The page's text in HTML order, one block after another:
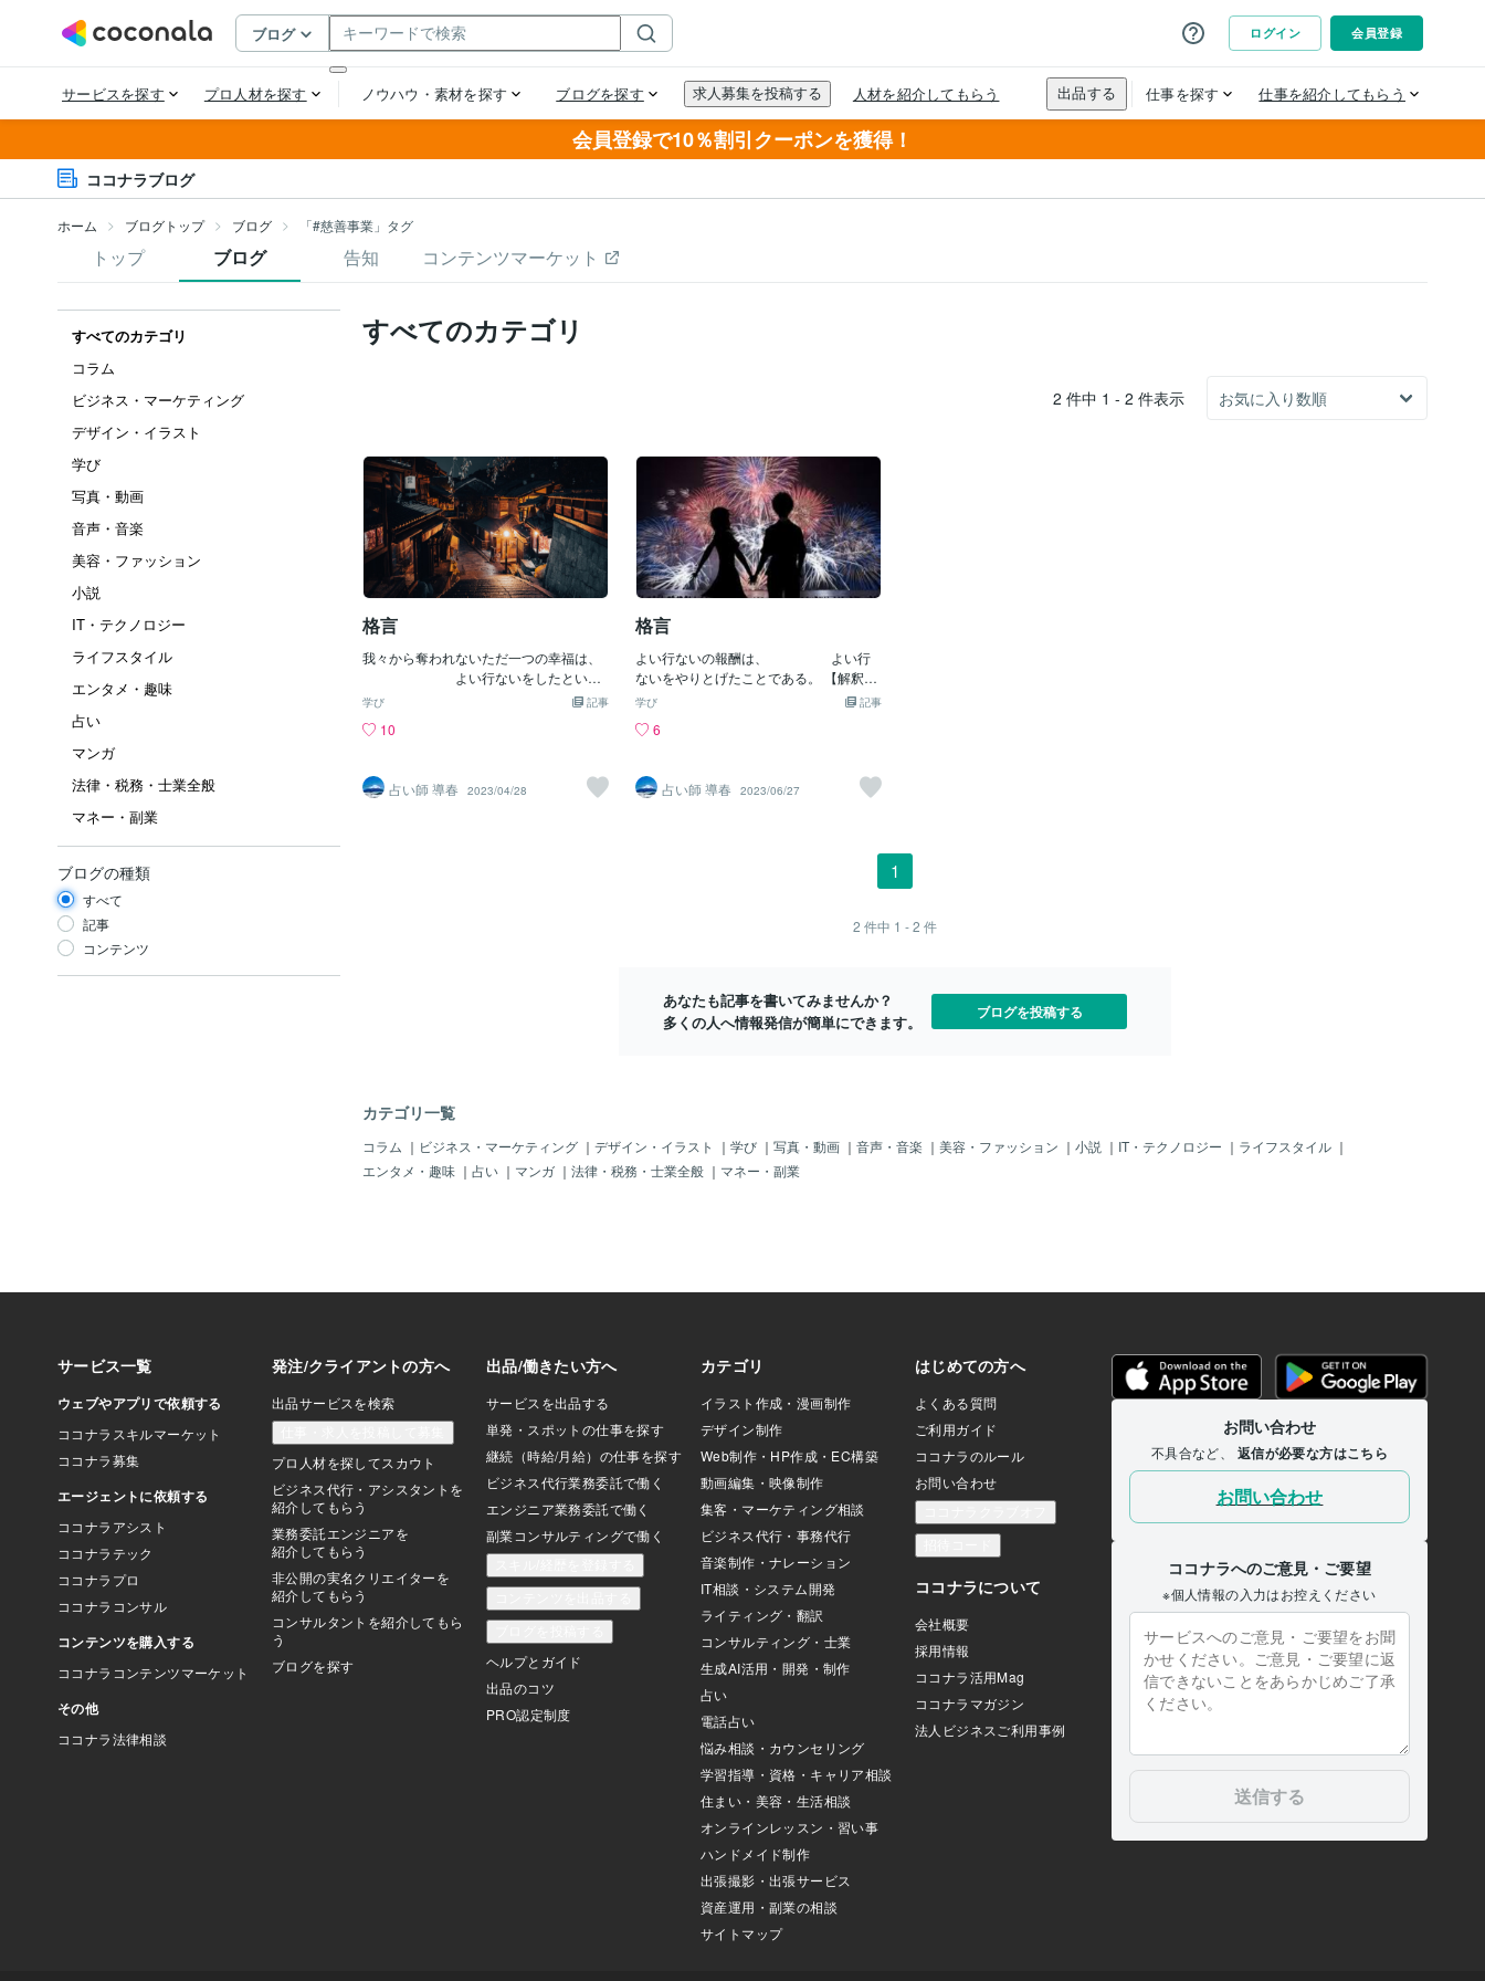
会員登録で10％割引クーポンを獲得！
ココナラブログ
ホーム ブログトップ ブログ 「#慈善事業」タグ
トップ ブログ 告知 コンテンツマーケット
すべてのカテゴリ
コラム
ビジネス・マーケティング
デザイン・イラスト
学び
写真・動画
音声・音楽
美容・ファッション
小説
IT・テクノロジー
ライフスタイル
エンタメ・趣味
占い
マンガ
法律・税務・士業全般
マネー・副業
ブログの種類
すべて
記事
コンテンツ
すべてのカテゴリ
2 件中 1 - 2 件表示
格言
我々から奪われないただ一つの幸福は、
よい行ないをしたという
喜びである。 【解釈】たとえ報われなく
のです。アンティステネス ギリシアの哲
個性(大物)：https://coconala.com/blogs/2
722005/228651 松個性(城) ：https://co
記事
学び
10
占い師 導春 2023/04/28
格言
よい行ないの報酬は、 よい行
ないをやりとげたことである。 【解釈】
よいことをした後に感じる喜びこそ、何
学者 出典「ルキリウスへの書簡」 梅個性
005/228651 松個性(城) ：https://cocon
ala.com/blogs/2722005/228889 桜個性
記事
学び
6
占い師 導春 2023/06/27
1
2 件中 1 - 2 件
あなたも記事を書いてみませんか？
多くの人へ情報発信が簡単にできます。
ブログを投稿する
カテゴリ一覧
コラム ｜ ビジネス・マーケティング ｜ デザイン・イラスト ｜ 学び ｜ 写真・動画 ｜ 音声・音楽 ｜ 美容・ファッション ｜ 小説 ｜ IT・テクノロジー ｜ ライフスタイル ｜
エンタメ・趣味 ｜ 占い ｜ マンガ ｜ 法律・税務・士業全般 ｜ マネー・副業